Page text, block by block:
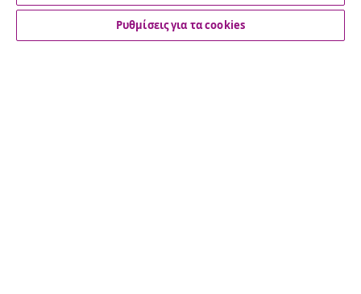
Εξυπηρέτηση πελατώνΡυθμίσεις για τα cookies